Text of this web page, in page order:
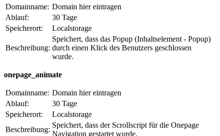
Domainname: Domain hier eintragen
Ablauf:
30 Tage
Speicherort:
Localstorage
Beschreibung:
Speichert, dass das Popup (Inhaltselement - Popup)
durch einen Klick des Benutzers geschlossen
wurde.
onepage_animate
Domainname: Domain hier eintragen
Ablauf:
30 Tage
Speicherort:
Localstorage
Beschreibung:
Speichert, dass der Scrollscript für die Onepage
Navigation gestartet wurde.